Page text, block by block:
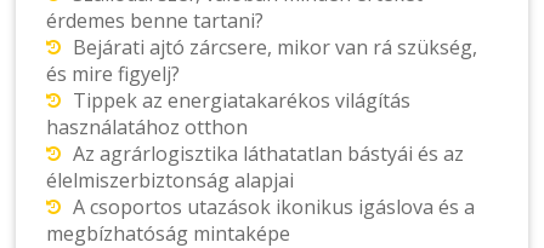
érdemes benne tartani?
Bejárati ajtó zárcsere, mikor van rá szükség,
és mire figyelj?
Tippek az energiatakarékos világítás
használatához otthon
Az agrárlogisztika láthatatlan bástyái és az
élelmiszerbiztonság alapjai
A csoportos utazások ikonikus igáslova és a
megbízhatóság mintaképe